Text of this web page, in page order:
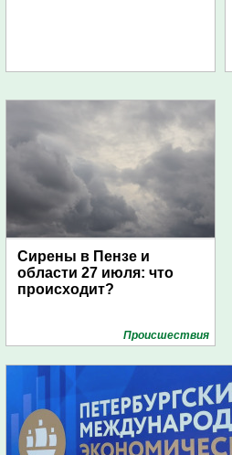
Сирены в Пензе и
области 27 июля: что
происходит?
Проиcшествия